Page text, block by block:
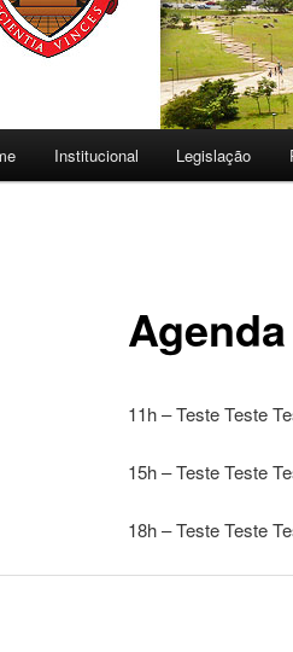
to primary content
Institucional Legislação
11h – Teste Teste
15h – Teste Teste
18h – Teste Teste